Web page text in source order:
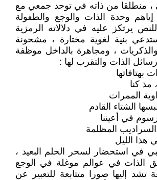
، منطلقا من ذاته في توحد جمعي مع
إياهم وحدة الذات والوجع والطفولة
يرتكز عليه في دلالاته الرمزية
بنية لغوية مختارة ، مشحونة
، ومجاهرة بالداخل موظفة
الذات والتقرب لها :
بهتافاتها
مذ كنا
الممرات
الشتاء القادم
في أعيننا
السراديب المظلمة
هذا الليل
في استحضار لسحر الحلم البعيد ،
الذات في عوالم موغلة في الوجع
تشد إليها صورا متتابعة للتعبير عن